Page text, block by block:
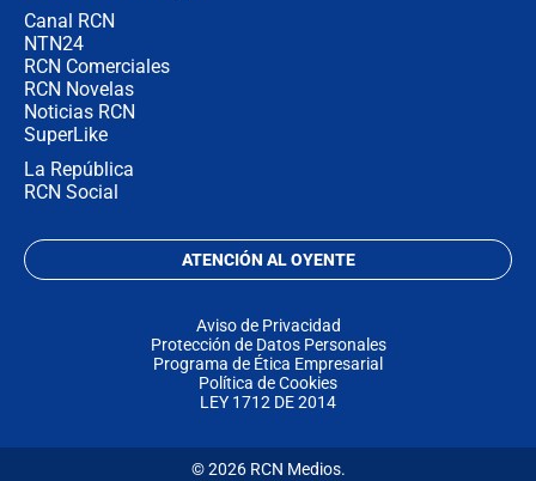
Canal RCN
NTN24
RCN Comerciales
RCN Novelas
Noticias RCN
SuperLike
La República
RCN Social
ATENCIÓN AL OYENTE
Aviso de Privacidad
Protección de Datos Personales
Programa de Ética Empresarial
Política de Cookies
LEY 1712 DE 2014
© 2026 RCN Medios.